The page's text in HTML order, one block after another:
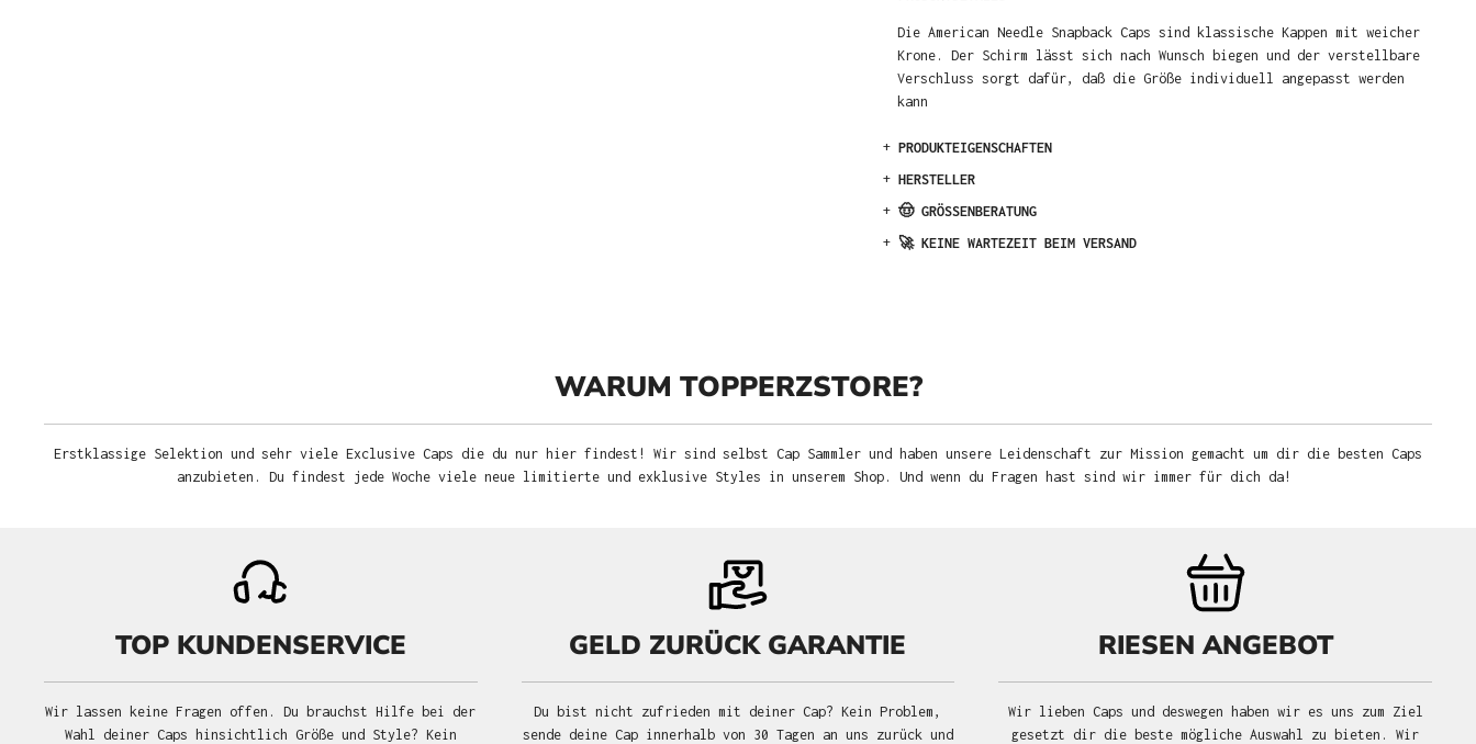
Die American Needle Snapback Caps sind klassische Kappen mit weicher
Krone. Der Schirm lässt sich nach Wunsch biegen und der verstellbare
Verschluss sorgt dafür, daß die Größe individuell angepasst werden
kann
+ PRODUKTEIGENSCHAFTEN
+ HERSTELLER
+ 🤠 GRÖSSENBERATUNG
+ 🚀 KEINE WARTEZEIT BEIM VERSAND
WARUM TOPPERZSTORE?
Erstklassige Selektion und sehr viele Exclusive Caps die du nur hier findest! Wir sind selbst Cap Sammler und haben unsere Leidenschaft zur Mission gemacht um dir die besten Caps
anzubieten. Du findest jede Woche viele neue limitierte und exklusive Styles in unserem Shop. Und wenn du Fragen hast sind wir immer für dich da!
TOP KUNDENSERVICE
Wir lassen keine Fragen offen. Du brauchst Hilfe bei der
Wahl deiner Caps hinsichtlich Größe und Style? Kein
GELD ZURÜCK GARANTIE
Du bist nicht zufrieden mit deiner Cap? Kein Problem,
sende deine Cap innerhalb von 30 Tagen an uns zurück und
RIESEN ANGEBOT
Wir lieben Caps und deswegen haben wir es uns zum Ziel
gesetzt dir die beste mögliche Auswahl zu bieten. Wir